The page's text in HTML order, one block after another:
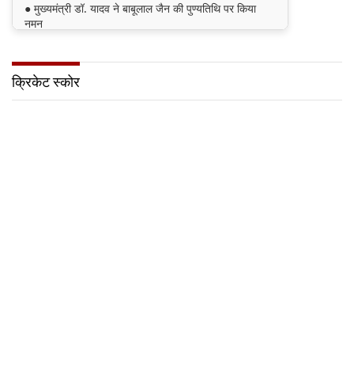
● मुख्यमंत्री डॉ. यादव ने बाबूलाल जैन की पुण्यतिथि पर किया
नमन
पर की श्रद्धांजलि अर्पित
क्रिकेट स्कोर